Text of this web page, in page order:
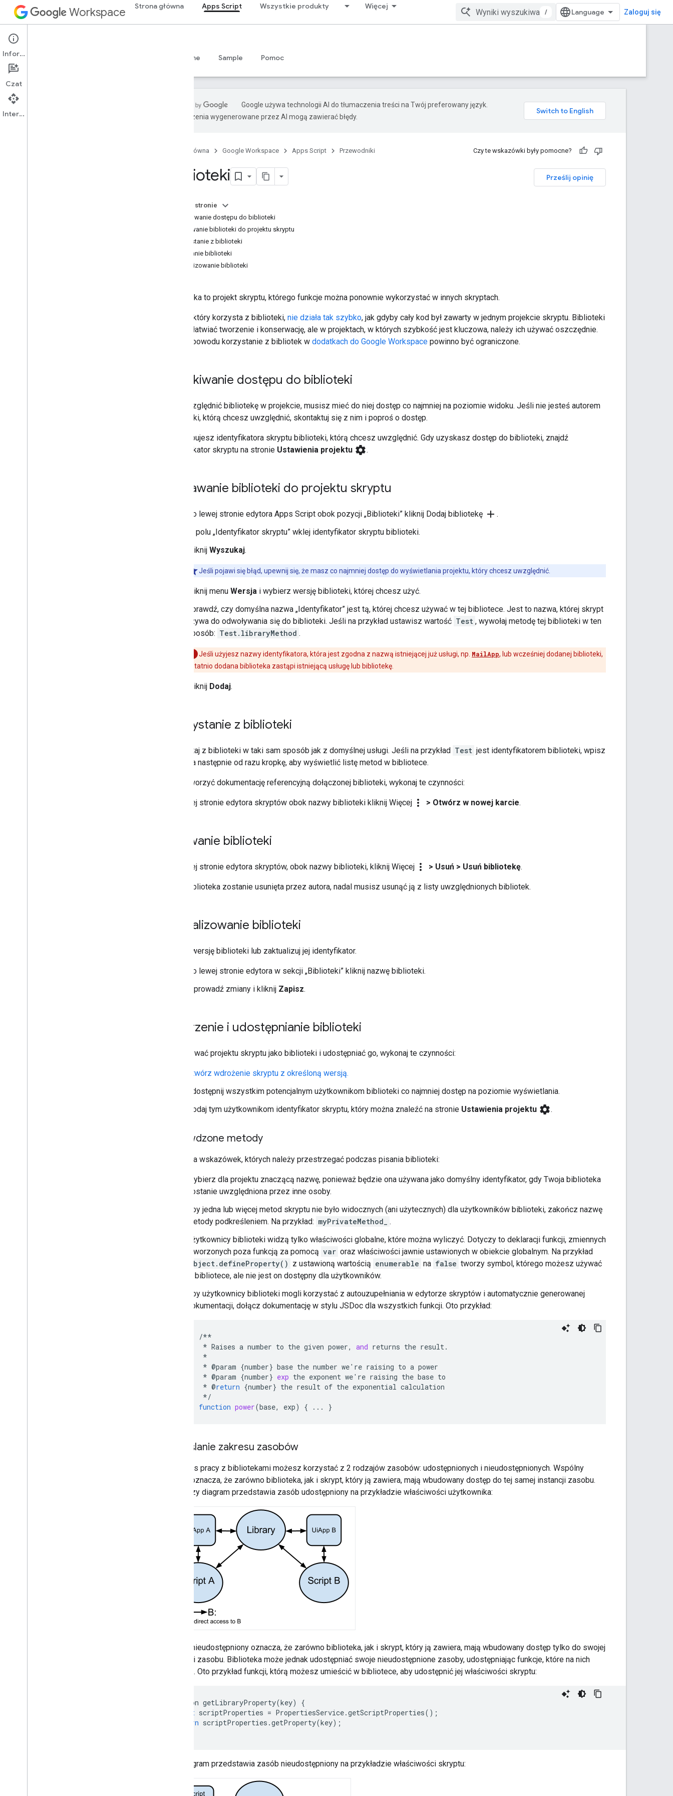
Workspace Strona główna Apps Script Wszystkie produkty Więcej
/ Zaloguj się
Apps Script
Przegląd Materiały referencyjne Sample Pomoc
Google używa technologii AI do tłumaczenia treści na Twój preferowany język.
Tłumaczenia wygenerowane przez AI mogą zawierać błędy.
Strona główna Google Workspace Apps Script Przewodniki Czy te wskazówki były pomocne?
Prześlij opinię
Biblioteki
Na tej stronie
Uzyskiwanie dostępu do biblioteki
Dodawanie biblioteki do projektu skryptu
Korzystanie z biblioteki
Usuwanie biblioteki
Aktualizowanie biblioteki
Biblioteka to projekt skryptu, którego funkcje można ponownie wykorzystać w innych skryptach.
Skrypt, który korzysta z biblioteki, nie działa tak szybko, jak gdyby cały kod był zawarty w jednym projekcie skryptu. Biblioteki
mogą ułatwiać tworzenie i konserwację, ale w projektach, w których szybkość jest kluczowa, należy ich używać oszczędnie.
Z tego powodu korzystanie z bibliotek w dodatkach do Google Workspace powinno być ograniczone.
Uzyskiwanie dostępu do biblioteki
Aby uwzględnić bibliotekę w projekcie, musisz mieć do niej dostęp co najmniej na poziomie widoku. Jeśli nie jesteś autorem
biblioteki, którą chcesz uwzględnić, skontaktuj się z nim i poproś o dostęp.
Potrzebujesz identyfikatora skryptu biblioteki, którą chcesz uwzględnić. Gdy uzyskasz dostęp do biblioteki, znajdź
identyfikator skryptu na stronie Ustawienia projektu settings.
Dodawanie biblioteki do projektu skryptu
Po lewej stronie edytora Apps Script obok pozycji „Biblioteki” kliknij Dodaj bibliotekę add .
W polu „Identyfikator skryptu” wklej identyfikator skryptu biblioteki.
Kliknij Wyszukaj.
Jeśli pojawi się błąd, upewnij się, że masz co najmniej dostęp do wyświetlania projektu, który chcesz uwzględnić.
Kliknij menu Wersja i wybierz wersję biblioteki, której chcesz użyć.
Sprawdź, czy domyślna nazwa „Identyfikator” jest tą, której chcesz używać w tej bibliotece. Jest to nazwa, której skrypt
używa do odwoływania się do biblioteki. Jeśli na przykład ustawisz wartość Test , wywołaj metodę tej biblioteki w ten
sposób: Test.libraryMethod .
Jeśli użyjesz nazwy identyfikatora, która jest zgodna z nazwą istniejącej już usługi, np. MailApp, lub wcześniej dodanej biblioteki,
ostatnio dodana biblioteka zastąpi istniejącą usługę lub bibliotekę.
Kliknij Dodaj.
Korzystanie z biblioteki
Korzystaj z biblioteki w taki sam sposób jak z domyślnej usługi. Jeśli na przykład Test jest identyfikatorem biblioteki, wpisz
, a następnie od razu kropkę, aby wyświetlić listę metod w bibliotece.
Aby otworzyć dokumentację referencyjną dołączonej biblioteki, wykonaj te czynności:
Po lewej stronie edytora skryptów obok nazwy biblioteki kliknij Więcej more_vert > Otwórz w nowej karcie.
Usuwanie biblioteki
Po lewej stronie edytora skryptów, obok nazwy biblioteki, kliknij Więcej more_vert > Usuń > Usuń bibliotekę.
Jeśli biblioteka zostanie usunięta przez autora, nadal musisz usunąć ją z listy uwzględnionych bibliotek.
Aktualizowanie biblioteki
Zmień wersję biblioteki lub zaktualizuj jej identyfikator.
Po lewej stronie edytora w sekcji „Biblioteki” kliknij nazwę biblioteki.
Wprowadź zmiany i kliknij Zapisz.
Tworzenie i udostępnianie biblioteki
Aby używać projektu skryptu jako biblioteki i udostępniać go, wykonaj te czynności:
Utwórz wdrożenie skryptu z określoną wersją.
Udostępnij wszystkim potencjalnym użytkownikom biblioteki co najmniej dostęp na poziomie wyświetlania.
Podaj tym użytkownikom identyfikator skryptu, który można znaleźć na stronie Ustawienia projektu settings.
Sprawdzone metody
Oto kilka wskazówek, których należy przestrzegać podczas pisania biblioteki:
Wybierz dla projektu znaczącą nazwę, ponieważ będzie ona używana jako domyślny identyfikator, gdy Twoja biblioteka
zostanie uwzględniona przez inne osoby.
Aby jedna lub więcej metod skryptu nie było widocznych (ani użytecznych) dla użytkowników biblioteki, zakończ nazwę
metody podkreśleniem. Na przykład: myPrivateMethod_
.
Użytkownicy biblioteki widzą tylko właściwości globalne, które można wyliczyć. Dotyczy to deklaracji funkcji, zmiennych
utworzonych poza funkcją za pomocą var oraz właściwości jawnie ustawionych w obiekcie globalnym. Na przykład
Object.defineProperty() z ustawioną wartością enumerable na false tworzy symbol, którego możesz używać
w bibliotece, ale nie jest on dostępny dla użytkowników.
Aby użytkownicy biblioteki mogli korzystać z autouzupełniania w edytorze skryptów i automatycznie generowanej
dokumentacji, dołącz dokumentację w stylu JSDoc dla wszystkich funkcji. Oto przykład:
/**
* Raises a number to the given power, and returns the result.
*
* @param {number} base the number we' re raising to a power
* @param {number} exp the exponent we' re raising the base to
* @return {number} the result of the exponential calculation
*/
function power(base, exp) { ... }
Określanie zakresu zasobów
Podczas pracy z bibliotekami możesz korzystać z 2 rodzajów zasobów: udostępnionych i nieudostępnionych. Wspólny
zasób oznacza, że zarówno biblioteka, jak i skrypt, który ją zawiera, mają wbudowany dostęp do tej samej instancji zasobu.
Poniższy diagram przedstawia zasób udostępniony na przykładzie właściwości użytkownika:
Zasób nieudostępniony oznacza, że zarówno biblioteka, jak i skrypt, który ją zawiera, mają wbudowany dostęp tylko do swojej
instancji zasobu. Biblioteka może jednak udostępniać swoje nieudostępnione zasoby, udostępniając funkcje, które na nich
działają. Oto przykład funkcji, którą możesz umieścić w bibliotece, aby udostępnić jej właściwości skryptu:
function getLibraryProperty(key)
{
const scriptProperties = PropertiesService.getScriptProperties();
return scriptProperties .getProperty(key);
Ten diagram przedstawia zasób nieudostępniony na przykładzie właściwości skryptu:
Informacje
Czat
Interfejs API